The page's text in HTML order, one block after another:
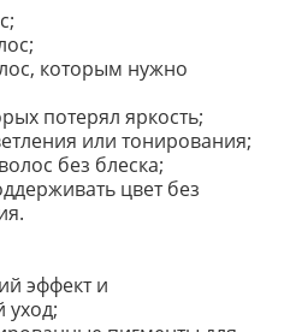
которым нужно
потерял яркость;
или тонирования;
без блеска;
цвет без
эффект и